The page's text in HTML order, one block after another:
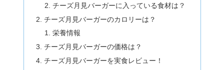
チーズ月見バーガーに入っている食材は？
チーズ月見バーガーのカロリーは？
栄養情報
チーズ月見バーガーの価格は？
チーズ月見バーガーを実食レビュー！